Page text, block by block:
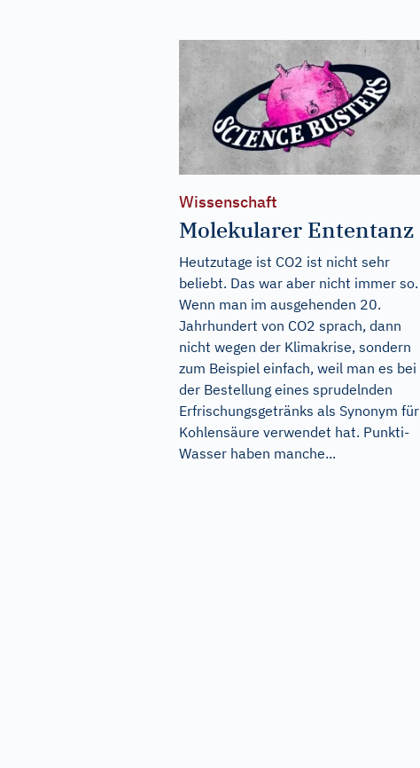
Wissenschaft
Molekularer Ententanz
Heutzutage ist CO2 ist nicht sehr
beliebt. Das war aber nicht immer so.
Wenn man im ausgehenden 20.
Jahrhundert von CO2 sprach, dann
nicht wegen der Klimakrise, sondern
zum Beispiel einfach, weil man es bei
der Bestellung eines sprudelnden
Erfrischungsgetränks als Synonym für
Kohlensäure verwendet hat. Punkti-
Wasser haben manche...